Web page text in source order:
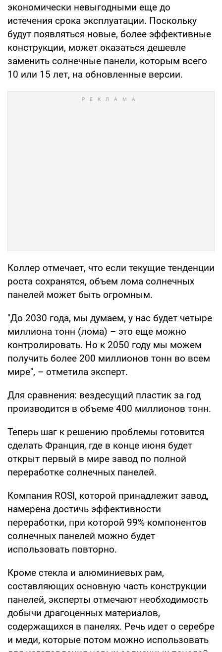
экономически невыгодными еще до
истечения срока эксплуатации. Поскольку
будут появляться новые, более эффективные
конструкции, может оказаться дешевле
заменить солнечные панели, которым всего
10 или 15 лет, на обновленные версии.
Коллер отмечает, что если текущие тенденции
роста сохранятся, объем лома солнечных
панелей может быть огромным.
"До 2030 года, мы думаем, у нас будет четыре
миллиона тонн (лома) – это еще можно
контролировать. Но к 2050 году мы можем
получить более 200 миллионов тонн во всем
мире", – отметила эксперт.
Для сравнения: вездесущий пластик за год
производится в объеме 400 миллионов тонн.
Теперь шаг к решению проблемы готовится
сделать Франция, где в конце июня будет
открыт первый в мире завод по полной
переработке солнечных панелей.
Компания ROSI, которой принадлежит завод,
намерена достичь эффективности
переработки, при которой 99% компонентов
солнечных панелей можно будет
использовать повторно.
Кроме стекла и алюминиевых рам,
составляющих основную часть конструкции
панелей, эксперты отмечают необходимость
добычи драгоценных материалов,
содержащихся в панелях. Речь идет о серебре
и меди, которые потом можно использовать